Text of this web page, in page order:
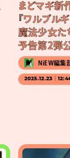
まどマギ新
『ワルプル
魔法少女た
予告第2弾
NiEW編集
2025.12.23｜